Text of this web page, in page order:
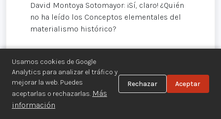
Usamos cookies de Google
Analytics para analizar el tráfico y
mejorar la web. Puedes
aceptarlas o rechazarlas. Más
información
Rechazar Aceptar
David Montoya Sotomayor: ¡Sí, claro! ¿Quién
no ha leído los Conceptos elementales del
materialismo histórico?
manuales?
David Montoya Sotomayor: No, ya no. La
tendencia actual en nuestra formación es
muy parecida a la onda que difunde Rebelión